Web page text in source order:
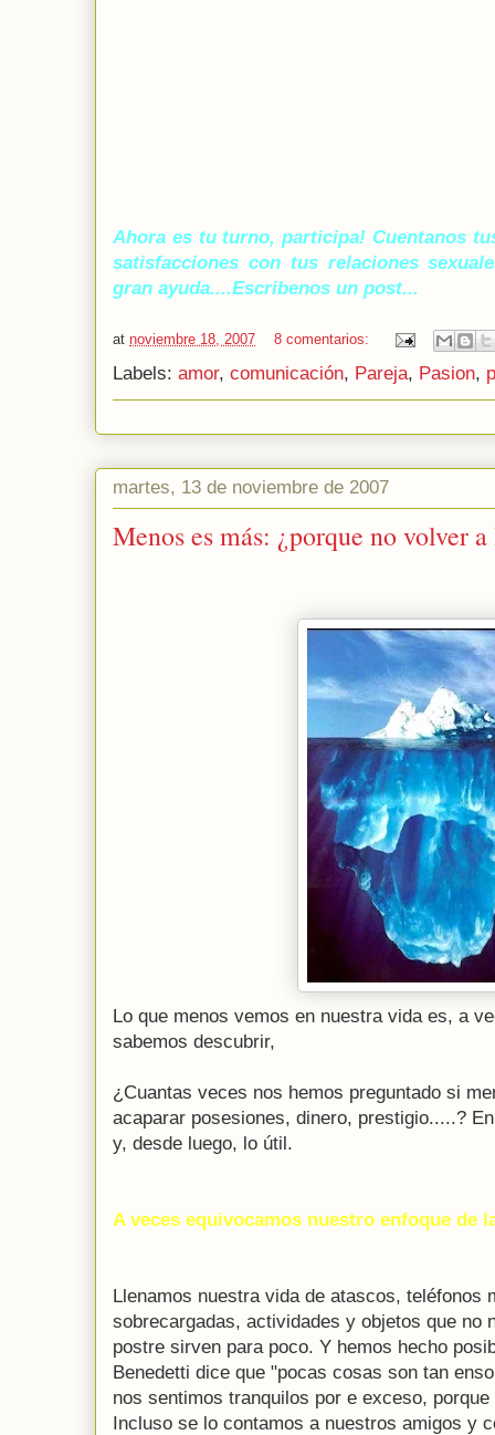
Ahora es tu turno, participa! Cuentanos
satisfacciones con tus relaciones
gran ayuda....Escribenos un post...
at noviembre 18, 2007 8 comentarios:
Labels: amor, comunicación, Pareja, Pasion,
martes, 13 de noviembre de 2007
Menos es más: ¿porque no volver
Lo que menos vemos en nuestra vida es, a
sabemos descubrir,
¿Cuantas veces nos hemos preguntado si
acaparar posesiones, dinero, prestigio.....?
y, desde luego, lo útil.
A veces equivocamos nuestro enfoque de
Llenamos nuestra vida de atascos, teléfonos
sobrecargadas, actividades y objetos que no
postre sirven para poco. Y hemos hecho
Benedetti dice que "pocas cosas son tan
nos sentimos tranquilos por e exceso,
Incluso se lo contamos a nuestros amigos y